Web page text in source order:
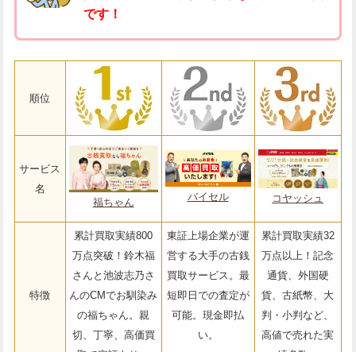
です！
順位
サービス
名
福ちゃん
バイセル コヤッシュ
特徴
累計買取実績800
万点突破！鈴木福
さんと池波志乃さ
んのCMでお馴染み
の福ちゃん。親
切、丁寧、高価買
東証上場企業が運
営する大手の古銭
買取サービス。最
短即日での査定が
可能。現金即払
い。
累計買取実績32
万点以上！記念
通貨、外国硬
貨、古紙幣、大
判・小判など、
高値で売れた実